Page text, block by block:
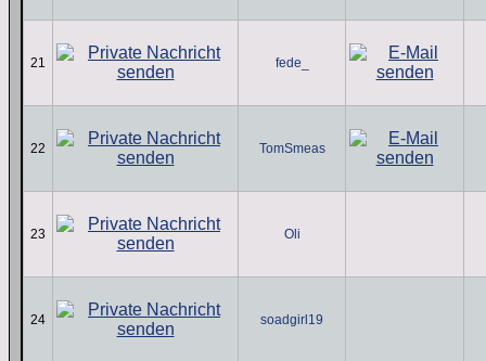
21 fede_
22 TomSmeas
23 Oli
24 soadgirl19